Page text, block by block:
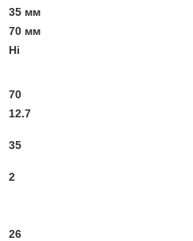
35 мм
70 мм
Ні
70
12.7
35
2
26